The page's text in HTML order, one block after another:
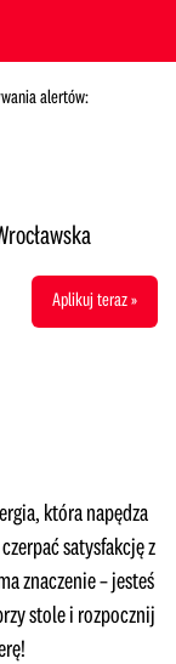
alertów:
Aplikuj teraz »
która napędza
satysfakcję z
znaczenie – jesteś
stole i rozpocznij